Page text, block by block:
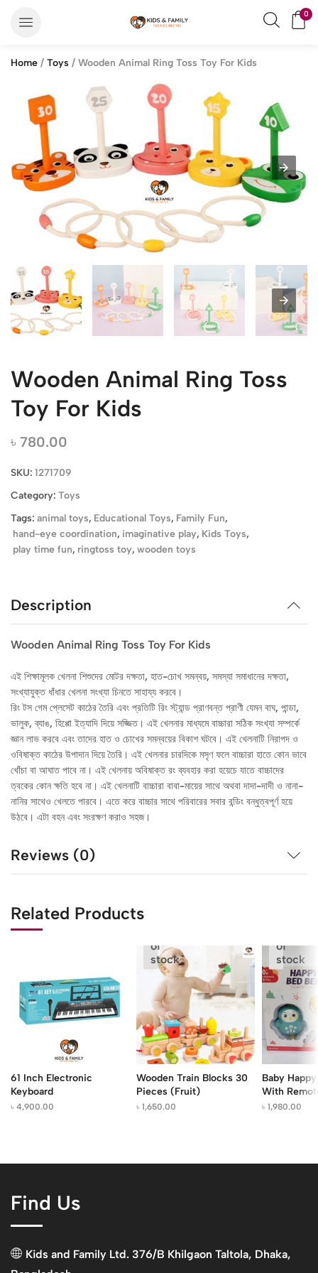
0
Home / Toys / Wooden Animal Ring Toss Toy For Kids
Wooden Animal Ring Toss
Toy For Kids
৳ 780.00
SKU: 1271709
Category: Toys
Tags: animal toys, Educational Toys, Family Fun,
hand-eye coordination, imaginative play, Kids Toys,
play time fun, ringtoss toy, wooden toys
Description
Wooden Animal Ring Toss Toy For Kids
এই শিক্ষামূলক খেলনা শিশুদের মোটর দক্ষতা, হাত-চোখ সমন্বয়, সমস্যা সমাধানের দক্ষতা,
সংখ্যাযুক্ত ধাঁধার খেলনা সংখ্যা চিনতে সাহায্য করবে।
রিং টস গেম প্লেসেট কাঠের তৈরি এবং প্রতিটি রিং স্ট্যান্ড প্রাণবন্ত প্রাণী যেমন বাঘ, পান্ডা,
ভালুক, ব্যাঙ, হিপ্পো ইত্যাদি দিয়ে সজ্জিত। এই খেলনার মাধ্যমে বাচ্চারা সঠিক সংখ্যা সম্পর্কে
জ্ঞান লাভ করবে এবং তাদের হাত ও চোখের সমন্বয়ের বিকাশ ঘটবে। এই খেলনাটি নিরাপদ ও
ওবিষাক্ত কাঠের উপাদান দিয়ে তৈরি। এই খেলনার চারদিকে মসৃণ ফলে বাচ্চারা হাতে কোন ভাবে
খোঁচা বা আঘাত পাবে না। এই খেলনায় অবিষাক্ত রং ব্যবহার করা হয়েচে যাতে বাচ্চাদের
ত্বকের কোন ক্ষতি হবে না। এই খেলনাটি বাচ্চারা বাবা-মায়ের সাথে অথবা দাদা-দাদী ও নানা-
নানির সাথেও খেলতে পারবে। এতে করে বাচ্চার সাথে পরিবারের সবার বন্ডিং বন্ধুত্বপূর্ণ হয়ে
উঠবে। এটা বহন এবং সংরক্ষণ করাও সহজ।
Reviews (0)
Related Products
61 Inch Electronic
Keyboard
৳ 4,900.00
of
stock
Wooden Train Blocks 30
Pieces (Fruit)
৳1,650.00
of
stock
Baby
With
৳1,980.00
Find Us
Kids and Family Ltd. 376/B Khilgaon Taltola, Dhaka,